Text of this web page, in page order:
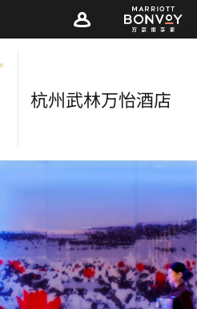
杭州武林万怡酒店